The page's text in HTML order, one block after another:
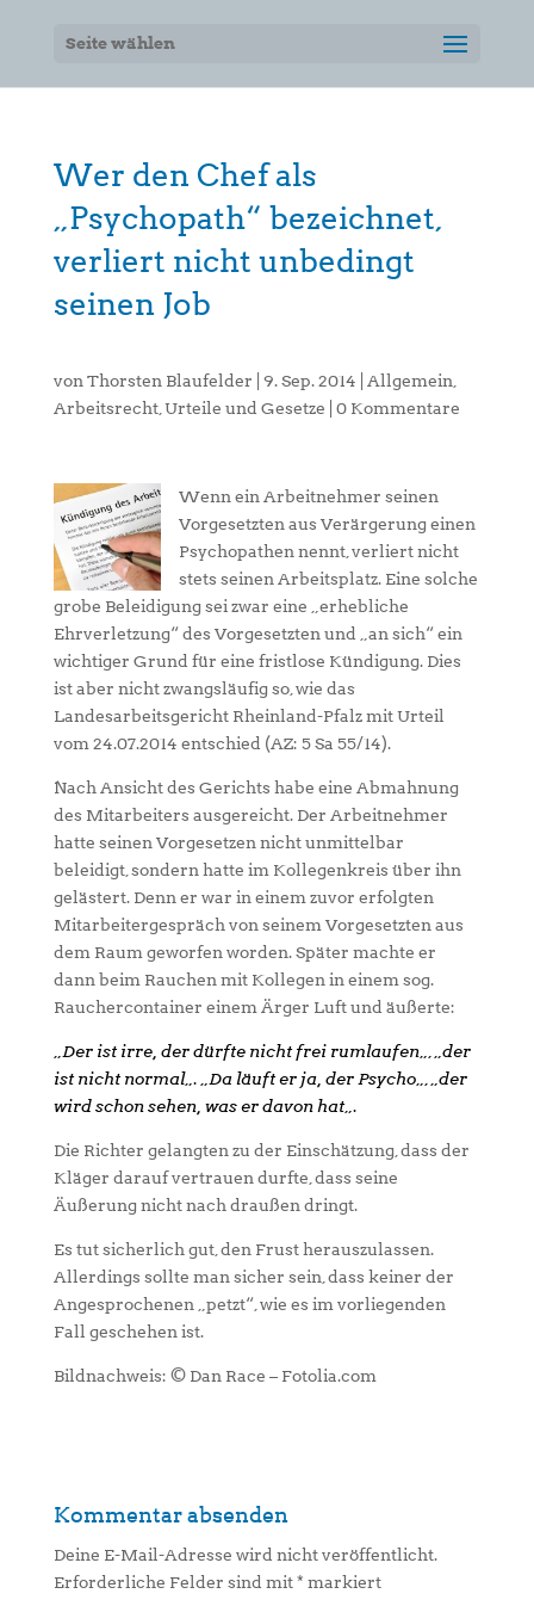
Seite wählen
Wer den Chef als
„Psychopath“ bezeichnet,
verliert nicht unbedingt
seinen Job
von Thorsten Blaufelder 9. Sep. 2014 Allgemein
Arbeitsrecht, Urteile und Gesetze 0 Kommentare
Wenn ein Arbeitnehmer seinen
Vorgesetzten aus Verärgerung einen
Psychopathen nennt, verliert nicht
stets seinen Arbeitsplatz. Eine solche
grobe Beleidigung sei zwar eine „erhebliche
Ehrverletzung“ des Vorgesetzten und „an sich“ ein
wichtiger Grund für eine fristlose Kündigung. Dies
ist aber nicht zwangsläufig so, wie das
Landesarbeitsgericht Rheinland-Pfalz mit Urteil
vom 24.07.2014 entschied (AZ: 5 Sa 55/14).
Nach Ansicht des Gerichts habe eine Abmahnung
des Mitarbeiters ausgereicht. Der Arbeitnehmer
hatte seinen Vorgesetzen nicht unmittelbar
beleidigt, sondern hatte im Kollegenkreis über ihn
gelästert. Denn er war in einem zuvor erfolgten
Mitarbeitergespräch von seinem Vorgesetzten aus
dem Raum geworfen worden. Später machte er
dann beim Rauchen mit Kollegen in einem sog.
Rauchercontainer einem Ärger Luft und äußerte:
Der ist irre, der dürfte nicht frei rumlaufen„, „ der
ist nicht normal„. „ Da läuft er ja, der Psycho„, „ der
wird schon sehen, was er davon hat„.
Die Richter gelangten zu der Einschätzung, dass der
Kläger darauf vertrauen durfte, dass seine
Äußerung nicht nach draußen dringt.
Es tut sicherlich gut, den Frust herauszulassen.
Allerdings sollte man sicher sein, dass keiner der
Angesprochenen „petzt“, wie es im vorliegenden
Fall geschehen ist.
Bildnachweis: © Dan Race – Fotolia.com
Kommentar absenden
Deine E-Mail-Adresse wird nicht veröffentlicht.
Erforderliche Felder sind mit* markiert